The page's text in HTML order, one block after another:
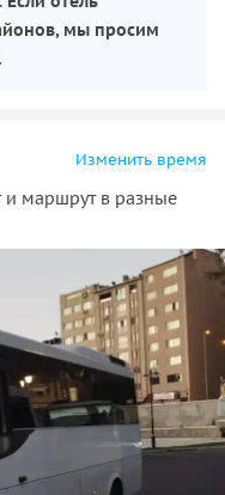
мы просим
Изменить время
и маршрут в разные